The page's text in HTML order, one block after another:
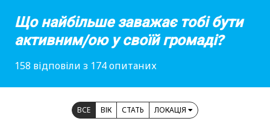
Що найбільше заважає тобі бути
активним/ою у своїй громаді?
158 відповіли з 174 опитаних
ВСЕ ВІК СТАТЬ ЛОКАЦІЯ